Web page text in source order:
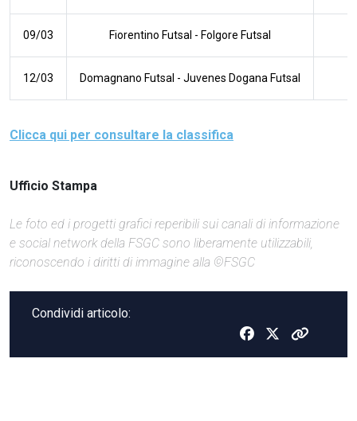
09/03 Fiorentino Futsal - Folgore Futsal
12/03 Domagnano Futsal - Juvenes Dogana Futsal
Clicca qui per consultare la classifica
Ufficio Stampa
Le foto ed i progetti grafici reperibili sui canali di informazione
e social network della FSGC sono liberamente utilizzabili,
riconoscendo i diritti di immagine alla ©FSGC
Condividi articolo: